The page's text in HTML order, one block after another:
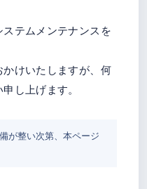
テムメンテナンスを
けいたしますが、何
し上げます。
が整い次第、本ページ